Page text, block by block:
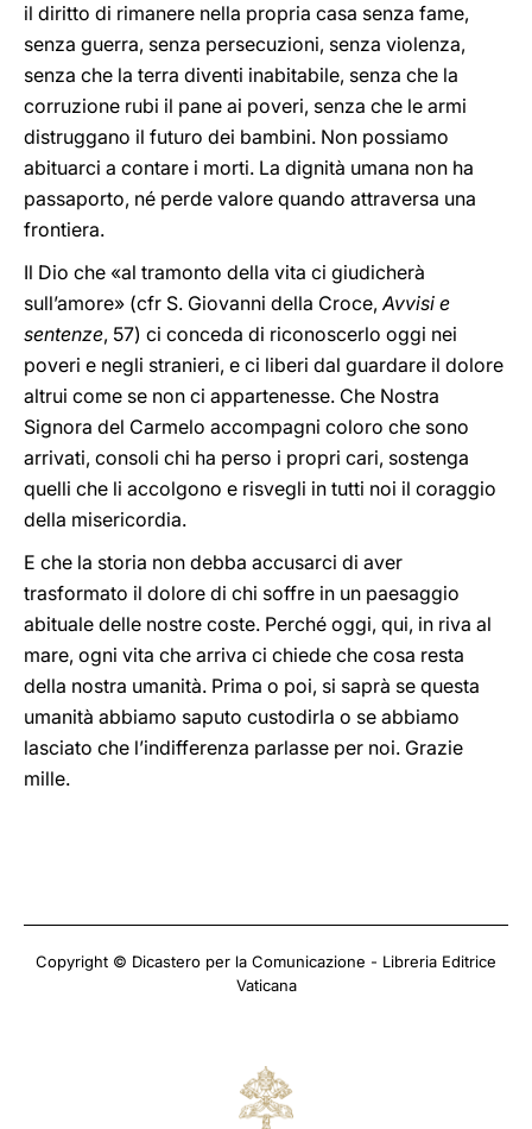
il diritto di rimanere nella propria casa senza fame,
senza guerra, senza persecuzioni, senza violenza,
senza che la terra diventi inabitabile, senza che la
corruzione rubi il pane ai poveri, senza che le armi
distruggano il futuro dei bambini. Non possiamo
abituarci a contare i morti. La dignità umana non ha
passaporto, né perde valore quando attraversa una
frontiera.
Il Dio che «al tramonto della vita ci giudicherà
sull’amore» (cfr S. Giovanni della Croce,Avvisi e
sentenze, 57) ci conceda di riconoscerlo oggi nei
poveri e negli stranieri, e ci liberi dal guardare il dolore
altrui come se non ci appartenesse. Che Nostra
Signora del Carmelo accompagni coloro che sono
arrivati, consoli chi ha perso i propri cari, sostenga
quelli che li accolgono e risvegli in tutti noi il coraggio
della misericordia.
E che la storia non debba accusarci di aver
trasformato il dolore di chi soffre in un paesaggio
abituale delle nostre coste. Perché oggi, qui, in riva al
mare, ogni vita che arriva ci chiede che cosa resta
della nostra umanità. Prima o poi, si saprà se questa
umanità abbiamo saputo custodirla o se abbiamo
lasciato che l’indifferenza parlasse per noi. Grazie
mille.
Copyright © Dicastero per la Comunicazione - Libreria Editrice
Vaticana